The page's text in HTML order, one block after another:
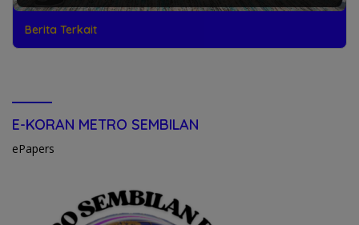
Berita Terkait
E-KORAN METRO SEMBILAN
ePapers